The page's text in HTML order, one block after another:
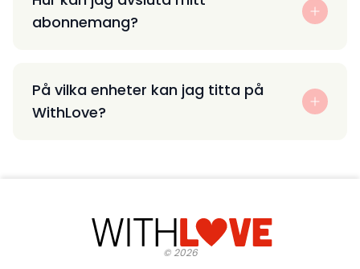
abonnemang?
På vilka enheter kan jag titta på
WithLove?
©2026